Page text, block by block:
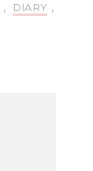
, DIARY ,